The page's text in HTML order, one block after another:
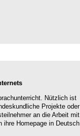
Nützlich ist
Projekte oder
an die Arbeit mit
ihre Homepage in Deutsch